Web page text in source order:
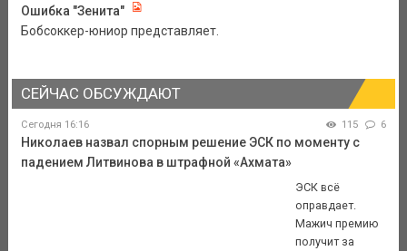
Ошибка "Зенита"
Бобсоккер-юниор представляет.
СЕЙЧАС ОБСУЖДАЮТ
Сегодня 16:16 115 6
Николаев назвал спорным решение ЭСК по моменту с
падением Литвинова в штрафной «Ахмата»
ЭСК всё
оправдает.
Мажич премию
получит за